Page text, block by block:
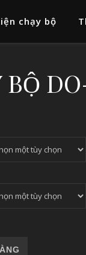
chạy bộ
BỘ
số lượng